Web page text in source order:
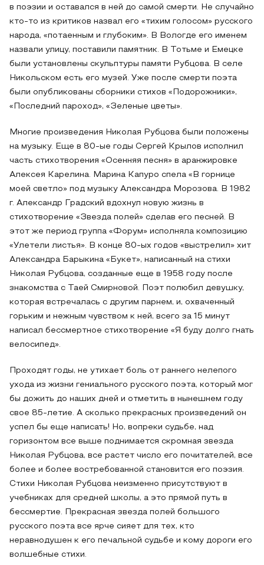
в поэзии и оставался в ней до самой смерти. Не случайно
кто-то из критиков назвал его «тихим голосом» русского
народа, «потаенным и глубоким». В Вологде его именем
назвали улицу, поставили памятник. В Тотьме и Емецке
были установлены скульптуры памяти Рубцова. В селе
Никольском есть его музей. Уже после смерти поэта
были опубликованы сборники стихов «Подорожники»,
«Последний пароход», «Зеленые цветы».
Многие произведения Николая Рубцова были положены
на музыку. Еще в 80-ые годы Сергей Крылов исполнил
часть стихотворения «Осенняя песня» в аранжировке
Алексея Карелина. Марина Капуро спела «В горнице
моей светло» под музыку Александра Морозова. В 1982
г. Александр Градский вдохнул новую жизнь в
стихотворение «Звезда полей» сделав его песней. В
этот же период группа «Форум» исполняла композицию
«Улетели листья». В конце 80-ых годов «выстрелил» хит
Александра Барыкина «Букет», написанный на стихи
Николая Рубцова, созданные еще в 1958 году после
знакомства с Таей Смирновой. Поэт полюбил девушку,
которая встречалась с другим парнем, и, охваченный
горьким и нежным чувством к ней, всего за 15 минут
написал бессмертное стихотворение «Я буду долго гнать
велосипед».
Проходят годы, не утихает боль от раннего нелепого
ухода из жизни гениального русского поэта, который мог
бы дожить до наших дней и отметить в нынешнем году
свое 85-летие. А сколько прекрасных произведений он
успел бы еще написать! Но, вопреки судьбе, над
горизонтом все выше поднимается скромная звезда
Николая Рубцова, все растет число его почитателей, все
более и более востребованной становится его поэзия.
Стихи Николая Рубцова неизменно присутствуют в
учебниках для средней школы, а это прямой путь в
бессмертие. Прекрасная звезда полей большого
русского поэта все ярче сияет для тех, кто
неравнодушен к его печальной судьбе и кому дороги его
волшебные стихи.